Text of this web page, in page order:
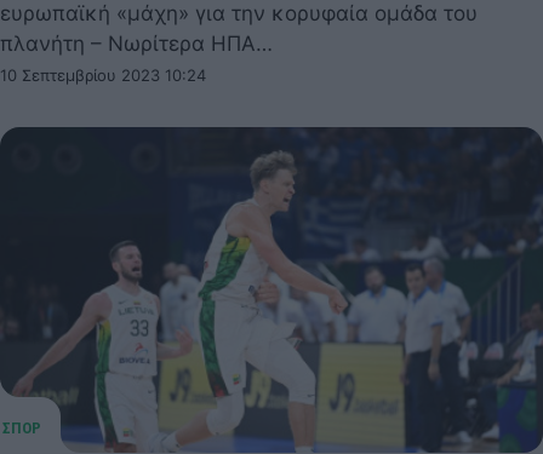
ευρωπαϊκή «μάχη» για την κορυφαία ομάδα του
πλανήτη – Νωρίτερα ΗΠΑ…
10 Σεπτεμβρίου 2023 10:24